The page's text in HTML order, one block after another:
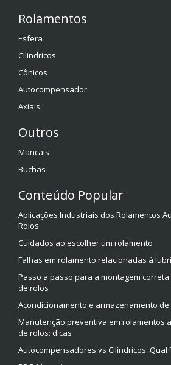
Rolamentos
Esfera
Cilindricos
Cônicos
Autocompensador
Axiais
Outros
Mancais
Buchas
Conteúdo Popular
Aplicações Industriais dos Rolamentos
Rolos
Cuidados ao escolher um rolamento
Falhas em rolamento relacionadas à
Passo a passo para a montagem
de rolos
Acondicionamento e armazenamento de
Manutenção preventiva em rolamentos
de rolos: dicas
Autocompensadores vs Cilíndricos: Qual